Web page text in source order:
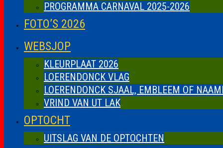
PROGRAMMA CARNAVAL 2025-2026
FOTO’S 2026
WEBSJOP
KLEURPLAAT 2026
LOERENDONCK VLAG
LOERENDONCK SJAAL, EMBLEEM OF
VRIND VAN UT LAK
OPTOCHT
UITSLAG VAN DE OPTOCHTEN